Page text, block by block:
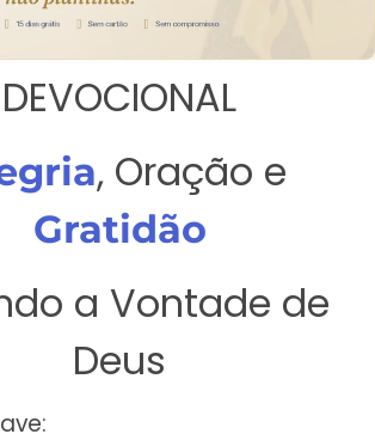
DEVOCIONAL
, Oração e
Gratidão
a Vontade de
Deus